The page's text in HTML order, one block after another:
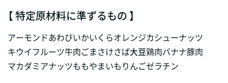
【 特定原材料に準ずるもの 】
アーモンドあわびいかいくらオレンジカシューナッツ
キウイフルーツ牛肉ごまさけさば大豆鶏肉バナナ豚肉
マカダミアナッツももやまいも りんごゼラチン